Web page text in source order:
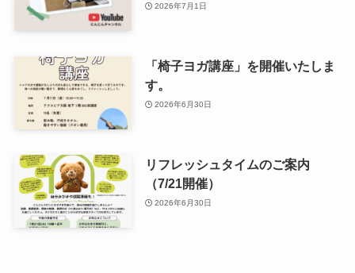
2026年7月1日
「椅子ヨガ講座」を開催いたしま
す。
2026年6月30日
リフレッシュタイムのご案内
（7/21開催）
2026年6月30日